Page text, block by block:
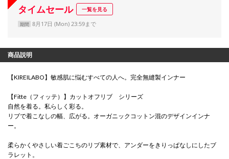
タイムセール 一覧を見る
期間 8月17日 (Mon) 23:59まで
商品説明
【KIREILABO】敏感肌に悩むすべての人へ。完全無縫製インナー
【Fitte（フィッテ）】カットオフリブ シリーズ
自然を着る。私らしく彩る。
リブで着こなしの幅、広がる。オーガニックコットン混のデザインインナ
ー。
柔らかくやさしい着ごこちのリブ素材で、アンダーをきりっぱなしにしたブ
ラレット。